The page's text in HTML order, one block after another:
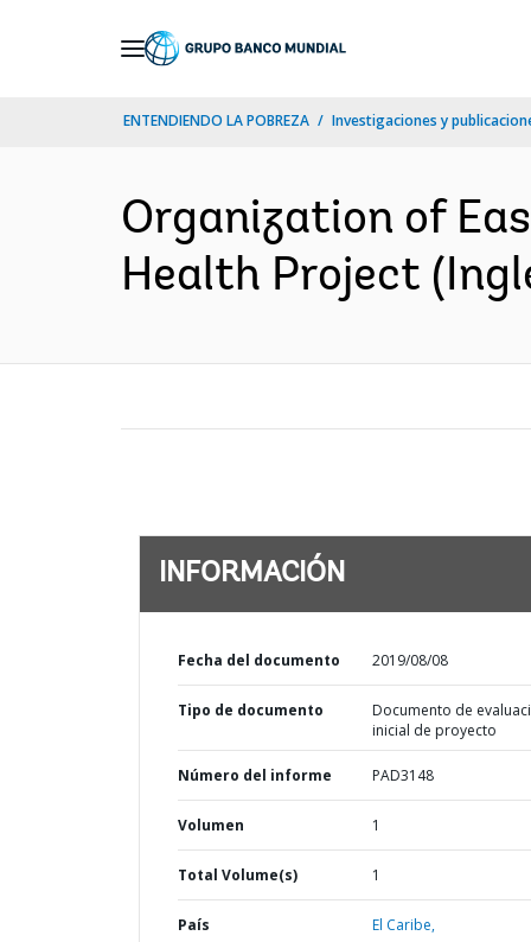
ENTENDIENDO LA POBREZA Investigaciones y
Organization of
Health Project
INFORMACIÓN
Fecha del documento 2019/08/08
Tipo de documento
Documento de
inicial de proyecto
Número del informe PAD3148
Volumen 1
Total Volume(s) 1
País El Caribe,